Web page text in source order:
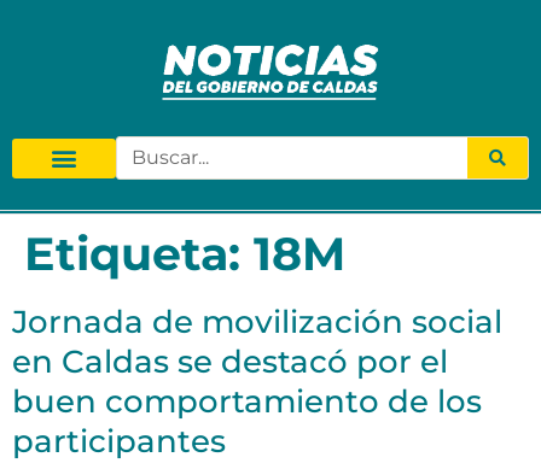
Etiqueta: 18M
Jornada de movilización social
en Caldas se destacó por el
buen comportamiento de los
participantes